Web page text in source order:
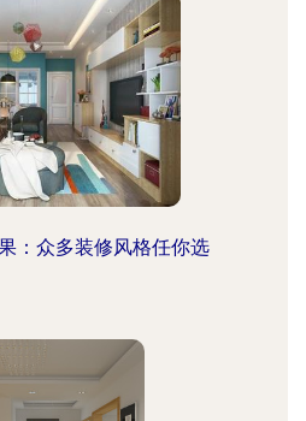
：众多装修风格任你选